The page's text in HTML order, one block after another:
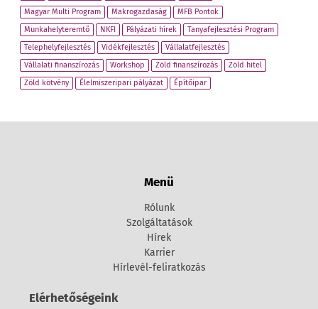
Magyar Multi Program
Makrogazdaság
MFB Pontok
Munkahelyteremtő
NKFI Pályázati hírek
Tanyafejlesztési Program
Telephelyfejlesztés
Vidékfejlesztés
Vállalatfejlesztés
Vállalati finanszírozás
Workshop Zöld finanszírozás
Zöld hitel
Zöld kötvény
Élelmiszeripari pályázat Építőipar
Menü
Rólunk
Szolgáltatások
Hírek
Karrier
Hírlevél-feliratkozás
Elérhetőségeink